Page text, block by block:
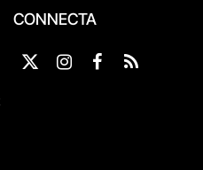
CONNECTA
X
Instagram
Facebook
RSS